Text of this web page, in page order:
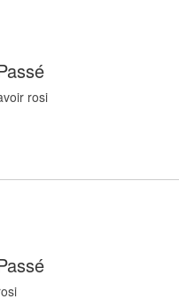
rosi
i